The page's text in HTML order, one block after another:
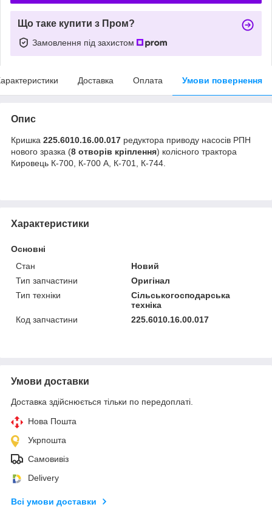
Що таке купити з Пром?
Замовлення під захистом
Доставка Оплата Умови повернення
Опис
Кришка 225.6010.16.00.017 редуктора приводу насосів РПН
нового зразка (8 отворів кріплення) колісного трактора
Кировець К-700, К-700 А, К-701, К-744.
Характеристики
Основні
Стан
Новий
Тип запчастини
Оригінал
Тип техніки
Сільськогосподарська
техніка
Код запчастини
225.6010.16.00.017
Умови доставки
Доставка здійснюється тільки по передоплаті.
Нова Пошта
Укрпошта
Самовивіз
Delivery
Всі умови доставки